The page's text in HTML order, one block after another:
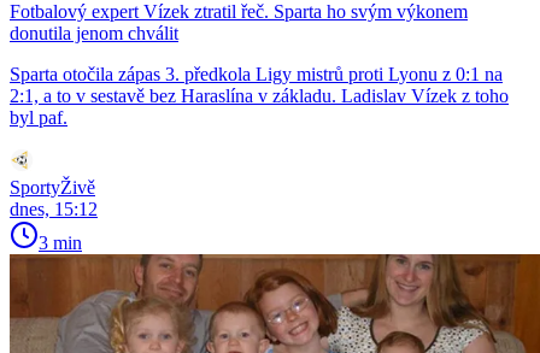
Fotbalový expert Vízek ztratil řeč. Sparta ho svým výkonem
donutila jenom chválit
Sparta otočila zápas 3. předkola Ligy mistrů proti Lyonu z 0:1 na
2:1, a to v sestavě bez Haraslína v základu. Ladislav Vízek z toho
byl paf.
SportyŽivě
dnes, 15:12
3 min